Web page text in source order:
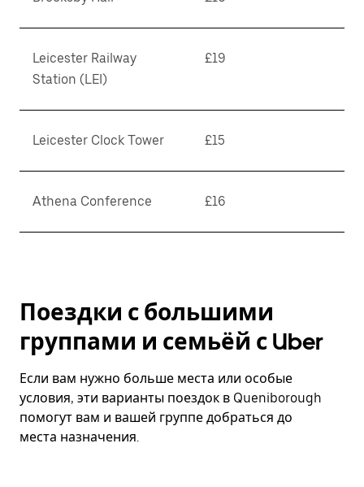
Leicester Railway
Station (LEI)
£19
Leicester Clock Tower £15
Athena Conference £16
Поездки с большими
группами и семьёй с Uber
Если вам нужно больше места или особые
условия, эти варианты поездок в Queniborough
помогут вам и вашей группе добраться до
места назначения.